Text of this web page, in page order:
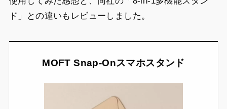
ド」との違いもレビューしました。
MOFT Snap-Onスマホスタンド